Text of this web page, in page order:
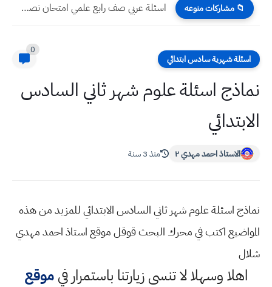
📁 مشاركات منوعه اسئلة عربي صف رابع علمي امتحان نصف السنة 2023
اسئلة شهرية سادس ابتدائي
0
نماذج اسئلة علوم شهر ثاني السادس
الابتدائي
الاستاذ احمد مهدي ٢ منذ 3 سنة
نماذج اسئلة علوم شهر ثاني السادس الابتدائي للمزيد من هذه
المواضيع اكتب في محرك البحث قوقل موقع استاذ احمد مهدي
شلال
اهلا وسهلالا تنسى زيارتنا باستمرار فيموقع